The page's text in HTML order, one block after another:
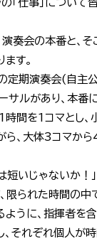
「仕事」について
奏会の本番と、そ
ます。
の定期演奏会(自主
サルがあり、本番
時間を1コマとし、
ら、大体3コマか
短いじゃないか！
限られた時間の中
うに、指揮者を
、それぞれ個人が